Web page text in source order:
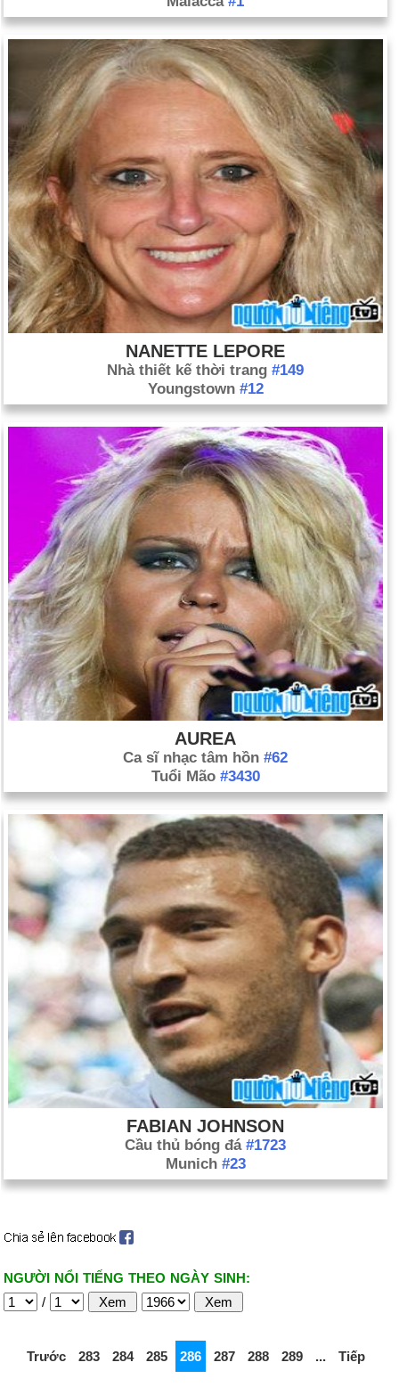
NANETTE LEPORE
Nhà thiết kế thời trang #149
Youngstown #12
AUREA
Ca sĩ nhạc tâm hồn #62
Tuổi Mão #3430
FABIAN JOHNSON
Cầu thủ bóng đá #1723
Munich #23
NGƯỜI NỔI TIẾNG THEO NGÀY SINH:
/
Trước 283 284 285 286 287 288 289 ... Tiếp